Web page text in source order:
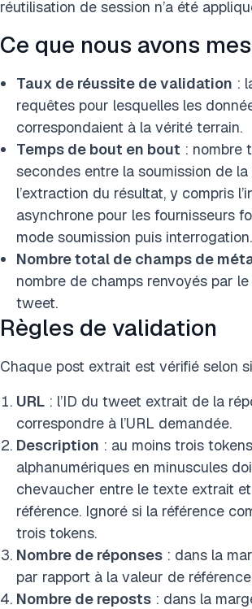
réutilisation de session n’a été
Ce que nous avons
Taux de réussite de validation :
requêtes pour lesquelles les
correspondaient à la vérité terrain.
Temps de bout en bout : nombre
secondes entre la soumission de
l’extraction du résultat, y compris
asynchrone pour les fournisseurs
mode soumission puis interrogation.
Nombre total de champs de
nombre de champs renvoyés par
tweet.
Règles de validation
Chaque post extrait est vérifié selon
URL : l’ID du tweet extrait de la
correspondre à l’URL demandée.
Description : au moins trois tokens
alphanumériques en minuscules
chevaucher entre le texte extrait
référence. Ignoré si la référence
trois tokens.
Nombre de réponses : dans la
par rapport à la valeur de
Nombre de reposts : dans la